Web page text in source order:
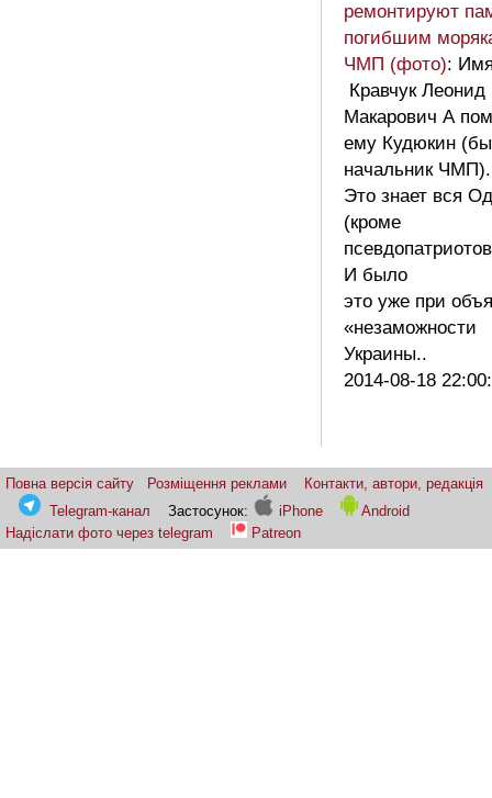
ремонтируют
погибшим
ЧМП (фото):
Кравчук Леонид
Макарович А
ему Кудюкин
начальник ЧМП).
Это знает вся
(кроме
И было
это уже при
«незаможности
Украины..
2014-08-18
Повна версія сайту Розміщення реклами
Контакти, автори, редакція
Telegram-канал
Застосунок: iPhone
Android
Надіслати фото через telegram
Patreon